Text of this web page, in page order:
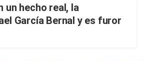
un hecho real, la
García Bernal y es furor